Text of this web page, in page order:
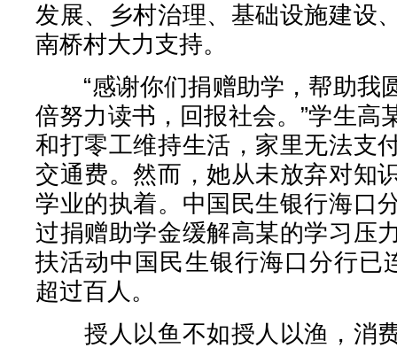
发展、乡村治理、基础设施建设
南桥村大力支持。
“感谢你们捐赠助学，帮助我
倍努力读书，回报社会。”学生高
和打零工维持生活，家里无法支
交通费。然而，她从未放弃对知
学业的执着。中国民生银行海口
过捐赠助学金缓解高某的学习压
扶活动中国民生银行海口分行已
超过百人。
授人以鱼不如授人以渔，消